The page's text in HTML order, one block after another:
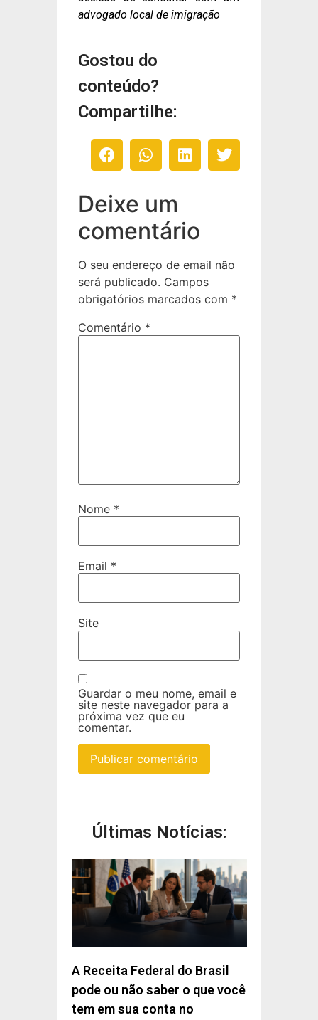
advogado local de imigração
Gostou do
conteúdo?
Compartilhe:
Deixe um
comentário
O seu endereço de email não
será publicado. Campos
obrigatórios marcados com *
Comentário *
Nome *
Email *
Site
Guardar o meu nome, email e
site neste navegador para a
próxima vez que eu
comentar.
Últimas Notícias:
A Receita Federal do Brasil
pode ou não saber o que você
tem em sua conta no